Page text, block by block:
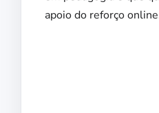
apoio do reforço